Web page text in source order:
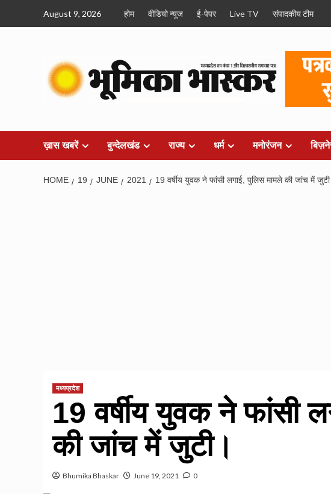
August 9, 2026 होम वीडियो न्यूज ई-पेपर Live TV संपादकीय टीम
ख़ास खबरें बुन्देलखंड राज्य धर्म मनोरंजन
HOME 19 JUNE 2021 19 वर्षीय युवक ने फांसी लगाई, पुलिस मामले की जांच में
मध्यप्रदेश
19 वर्षीय युवक ने फांसी
की जांच में जुटी।
Bhumika Bhaskar June 19, 2021 0